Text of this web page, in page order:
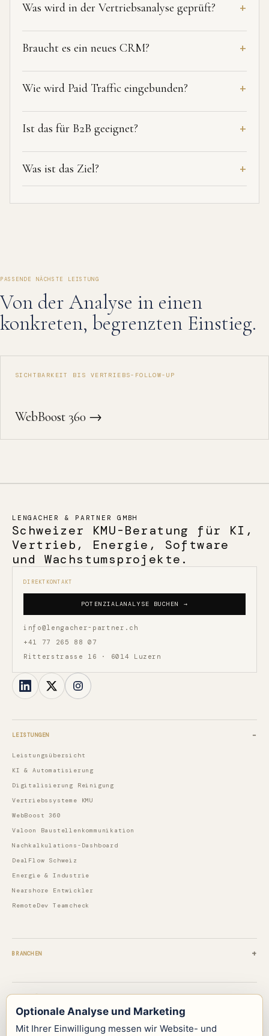
Was wird in der Vertriebsanalyse geprüft?
Braucht es ein neues CRM?
Wie wird Paid Traffic eingebunden?
Ist das für B2B geeignet?
Was ist das Ziel?
PASSENDE NÄCHSTE LEISTUNG
Von der Analyse in einen
konkreten, begrenzten Einstieg.
SICHTBARKEIT BIS VERTRIEBS-FOLLOW-UP
WebBoost 360 →
LENGACHER & PARTNER GMBH
Schweizer KMU-Beratung für KI,
Vertrieb, Energie, Software
und Wachstumsprojekte.
DIREKTKONTAKT
POTENZIALANALYSE BUCHEN →
info@lengacher-partner.ch
+41 77 265 88 07
Ritterstrasse 16 · 6014 Luzern
LEISTUNGEN
Leistungsübersicht
KI & Automatisierung
Digitalisierung Reinigung
Vertriebssysteme KMU
WebBoost 360
Valoon Baustellenkommunikation
Nachkalkulations-Dashboard
DealFlow Schweiz
Energie & Industrie
Nearshore Entwickler
RemoteDev Teamcheck
BRANCHEN
Optionale Analyse und Marketing
Mit Ihrer Einwilligung messen wir Website- und